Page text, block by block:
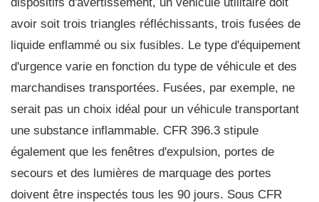
avoir soit trois triangles réfléchissants, trois fusées de
liquide enflammé ou six fusibles. Le type d'équipement
d'urgence varie en fonction du type de véhicule et des
marchandises transportées. Fusées, par exemple, ne
serait pas un choix idéal pour un véhicule transportant
une substance inflammable. CFR 396.3 stipule
également que les fenêtres d'expulsion, portes de
secours et des lumières de marquage des portes
doivent être inspectés tous les 90 jours. Sous CFR